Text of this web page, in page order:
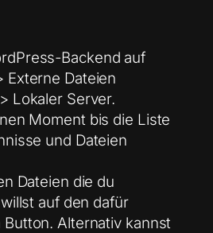
Backend auf
Externe Dateien
Lokaler Server.
Moment bis die Liste
und Dateien
Dateien die du
auf den dafür
Alternativ kannst